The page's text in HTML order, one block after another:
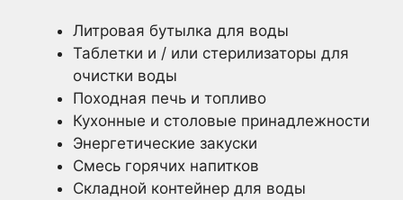
Литровая бутылка для воды
Таблетки и / или стерилизаторы для
очистки воды
Походная печь и топливо
Кухонные и столовые принадлежности
Энергетические закуски
Смесь горячих напитков
Складной контейнер для воды